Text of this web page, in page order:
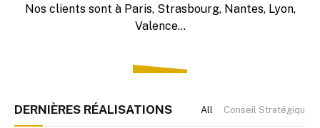
Nos clients sont à Paris, Strasbourg, Nantes, Lyon,
Valence…
DERNIÈRES RÉALISATIONS All Conseil Stratégique